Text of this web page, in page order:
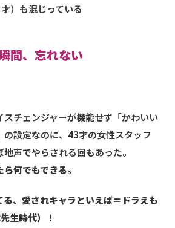
）も混じっている
間、忘れない
スチェンジャーが機能せず「かわいい
設定なのに、43才の女性スタッフ
地声でやらされる回もあった。
何でもできる。
、愛されキャラといえば＝ドラえも
生時代）！